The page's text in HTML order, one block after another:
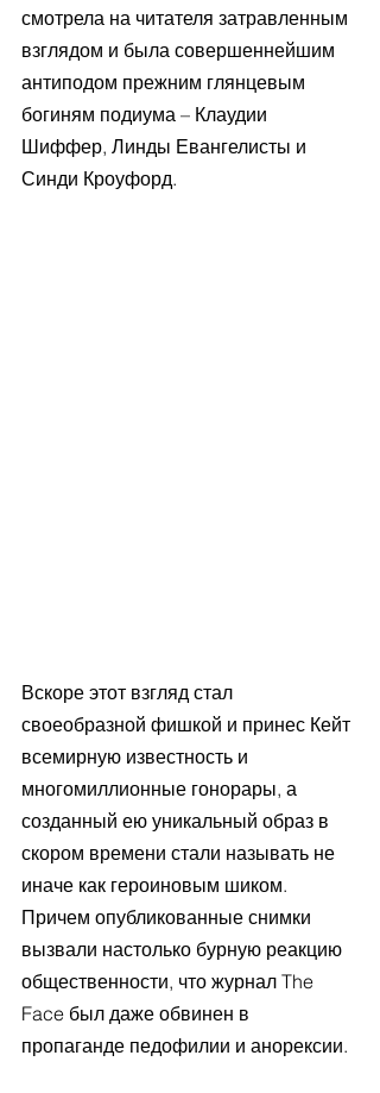
смотрела на читателя затравленным
взглядом и была совершеннейшим
антиподом прежним глянцевым
богиням подиума – Клаудии
Шиффер, Линды Евангелисты и
Синди Кроуфорд.
Вскоре этот взгляд стал
своеобразной фишкой и принес Кейт
всемирную известность и
многомиллионные гонорары, а
созданный ею уникальный образ в
скором времени стали называть не
иначе как героиновым шиком.
Причем опубликованные снимки
вызвали настолько бурную реакцию
общественности, что журнал The
Face был даже обвинен в
пропаганде педофилии и анорексии.